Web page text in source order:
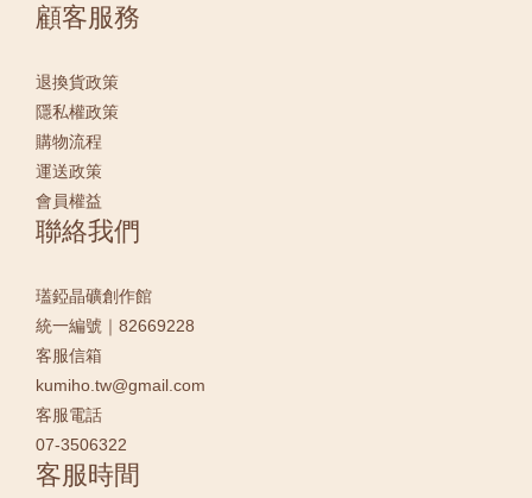
顧客服務
退換貨政策
隱私權政策
購物流程
運送政策
會員權益
聯絡我們
瓂錏晶礦創作館
統一編號｜82669228
客服信箱
kumiho.tw@gmail.com
客服電話
07-3506322
客服時間